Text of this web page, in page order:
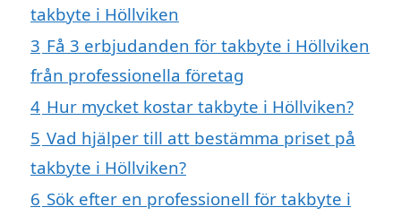
takbyte i Höllviken
3 Få 3 erbjudanden för takbyte i Höllviken
från professionella företag
4 Hur mycket kostar takbyte i Höllviken?
5 Vad hjälper till att bestämma priset på
takbyte i Höllviken?
6 Sök efter en professionell för takbyte i